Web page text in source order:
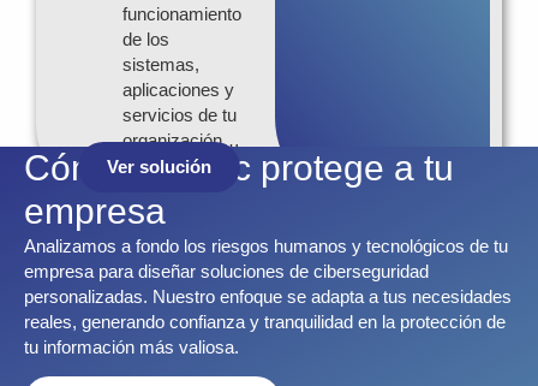
funcionamiento
de los
sistemas,
aplicaciones y
servicios de tu
organización…
Ver solución
Cómo Infortec protege a tu
empresa
Analizamos a fondo los riesgos humanos y tecnológicos de tu
empresa para diseñar soluciones de ciberseguridad
personalizadas. Nuestro enfoque se adapta a tus necesidades
reales, generando confianza y tranquilidad en la protección de
tu información más valiosa.